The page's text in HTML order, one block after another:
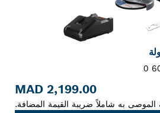
0
2,199.00 MAD
به شاملاً ضريبة القيمة المضافة.